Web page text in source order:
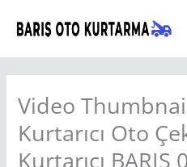
atla
Video
Kurtarıcı Oto
Kurtarıcı BARIŞ